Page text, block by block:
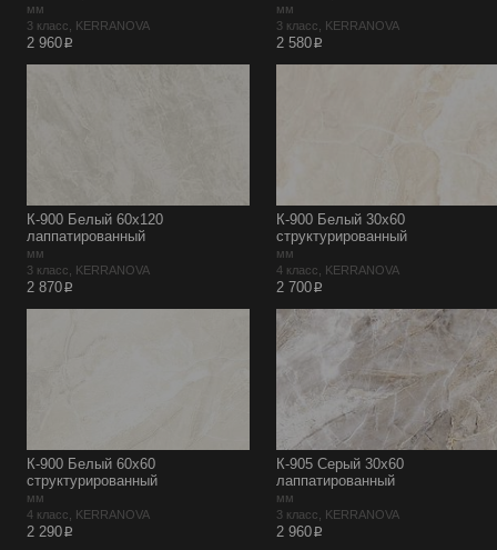
мм
3 класс, KERRANOVA
2 960p
мм
3 класс, KERRANOVA
2 580p
К-900 Белый 60х120
лаппатированный
мм
3 класс, KERRANOVA
2 870p
К-900 Белый 30х60
структурированный
мм
4 класс, KERRANOVA
2 700p
К-900 Белый 60х60
структурированный
мм
4 класс, KERRANOVA
2 290p
К-905 Серый 30х60
лаппатированный
мм
3 класс, KERRANOVA
2 960p